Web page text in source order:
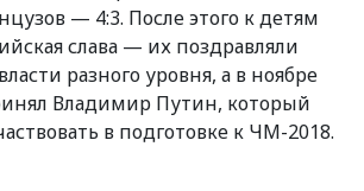
— 4:3. После этого к детям
слава — их поздравляли
разного уровня, а в ноябре
Владимир Путин, который
в подготовке к ЧМ-2018.